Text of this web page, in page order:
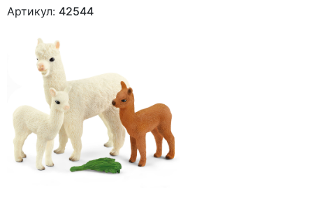
Артикул: 42544